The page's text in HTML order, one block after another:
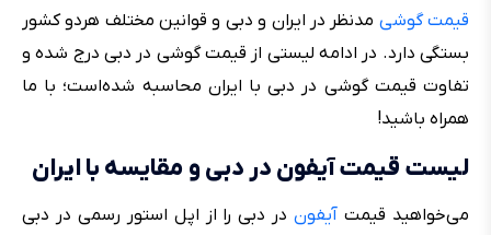
قیمت گوشی مدنظر در ایران و دبی و قوانین مختلف هردو کشور
بستگی دارد. در ادامه لیستی از قیمت گوشی در دبی درج شده و
تفاوت قیمت گوشی در دبی با ایران محاسبه شده‌است؛ با ما
همراه باشید!
لیست قیمت آیفون در دبی و مقایسه با ایران
می‌خواهید قیمت آیفوندر دبی را از اپل استور رسمی در دبی